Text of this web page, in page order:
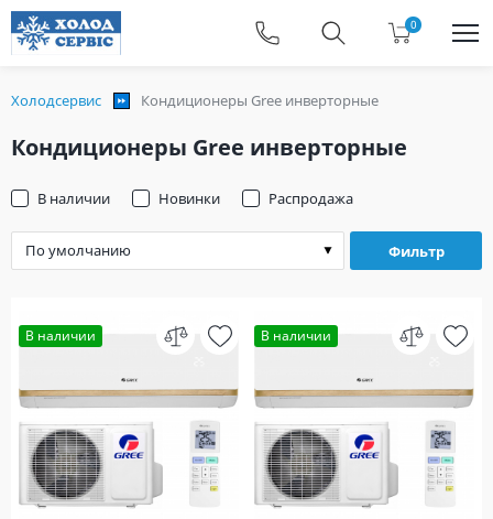
0
Холодсервис Кондиционеры Gree инверторные
Кондиционеры Gree инверторные
Фильтр
В наличии Новинки Распродажа
В наличии В наличии